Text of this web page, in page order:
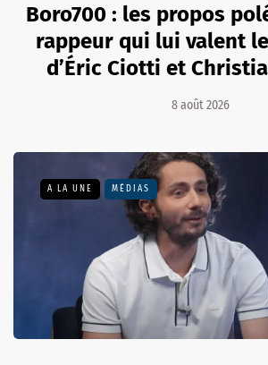
Boro700 : les propos
rappeur qui lui valent
d’Éric Ciotti et
8 août 2026
A LA UNE MÉDIAS